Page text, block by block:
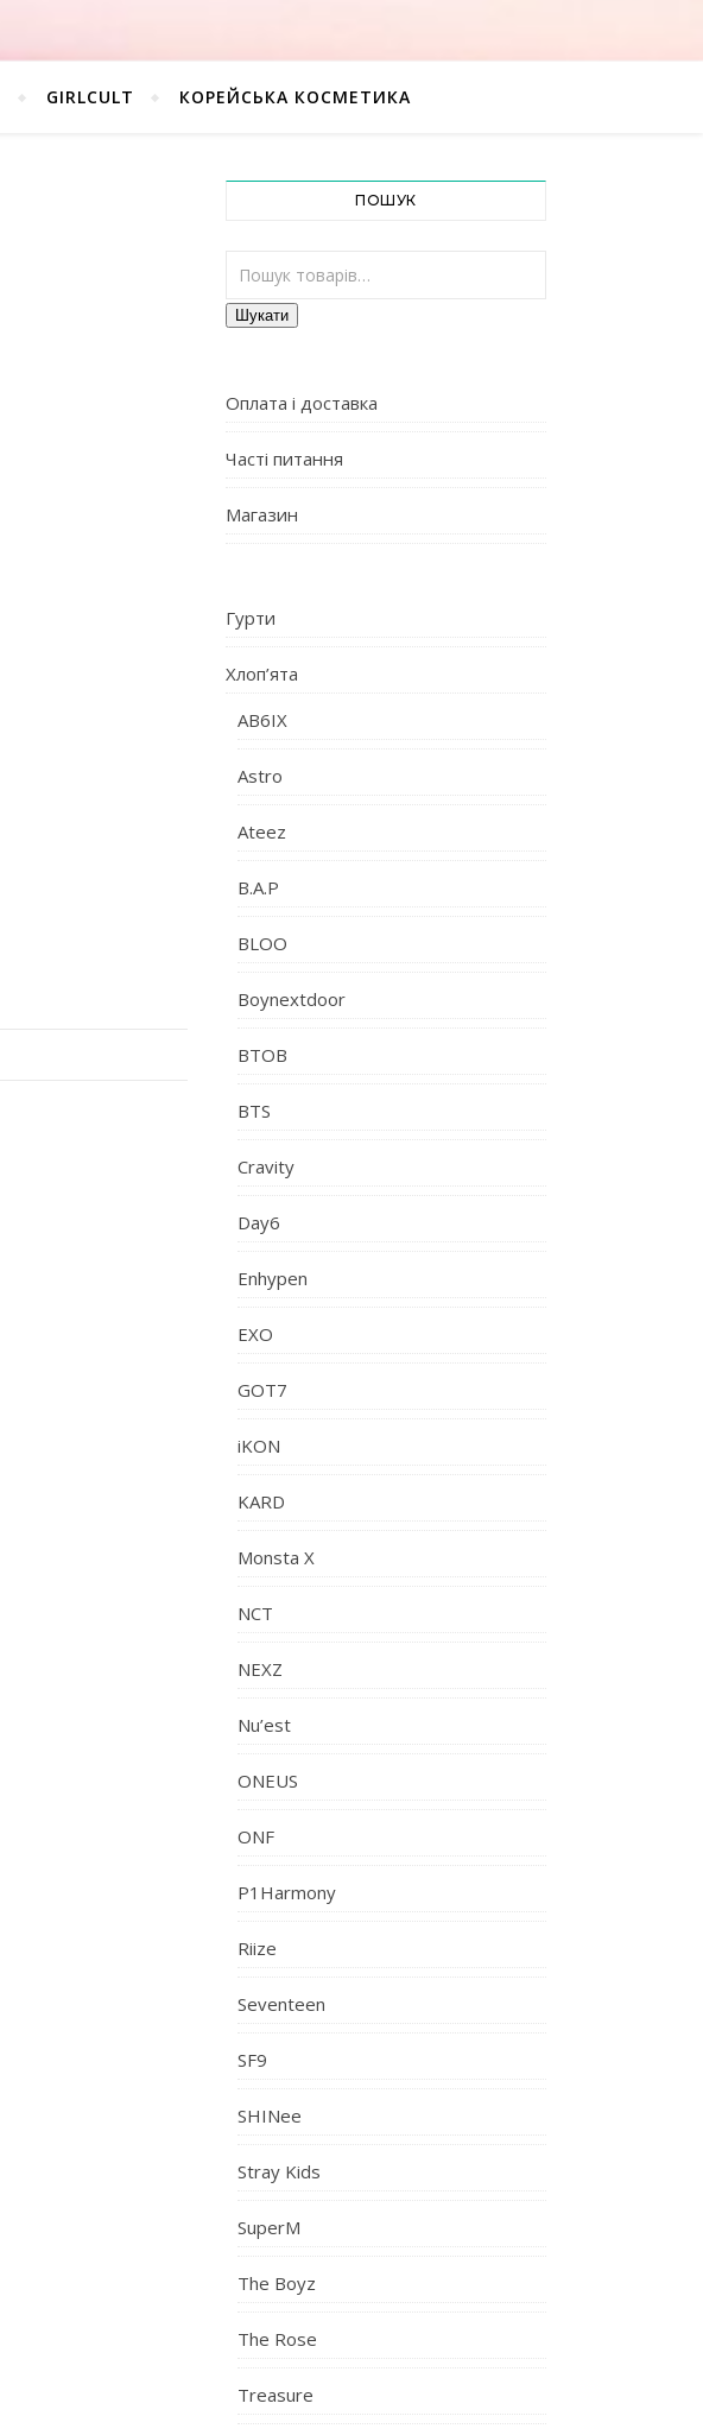
GIRLCULT КОРЕЙСЬКА КОСМЕТИКА
ПОШУК
Шукати:
Шукати
Оплата і доставка
Часті питання
Магазин
Гурти
Хлоп’ята
AB6IX
Astro
Ateez
B.A.P
BLOO
Boynextdoor
BTOB
BTS
Cravity
Day6
Enhypen
EXO
GOT7
iKON
KARD
Monsta X
NCT
NEXZ
Nu’est
ONEUS
ONF
P1Harmony
Riize
Seventeen
SF9
SHINee
Stray Kids
SuperM
The Boyz
The Rose
Treasure